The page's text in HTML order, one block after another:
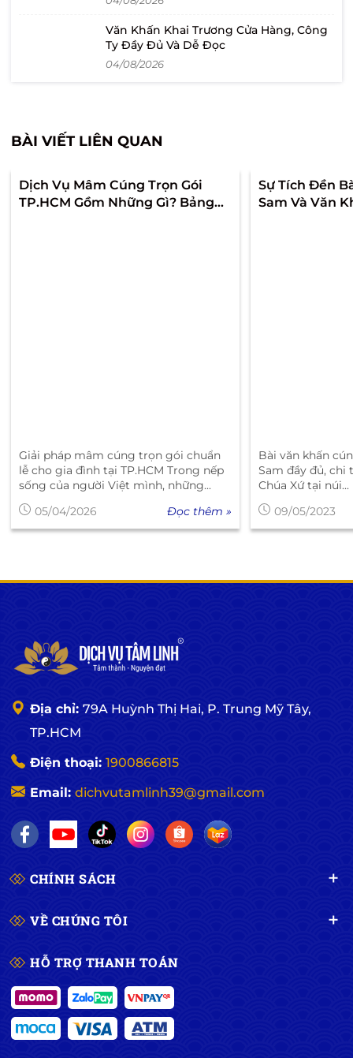
Văn Khấn Khai Trương Cửa Hàng, Công
Ty Đầy Đủ Và Dễ Đọc
04/08/2026
BÀI VIẾT LIÊN QUAN
Dịch Vụ Mâm Cúng Trọn Gói
TP.HCM Gồm Những Gì? Bảng
Giải pháp mâm cúng trọn gói chuẩn
lễ cho gia đình tại TP.HCM Trong nếp
sống của người Việt mình, những...
05/04/2026
Đọc thêm »
Sự Tích Đền
Sam Và Văn
Bài văn khấn
Sam đầy đủ, chi tiết
Chúa Xứ tại núi...
09/05/2023
Địa chỉ: 79A Huỳnh Thị Hai, P. Trung Mỹ Tây,
TP.HCM
Điện thoại: 1900866815
Email: dichvutamlinh39@gmail.com
CHÍNH SÁCH
VỀ CHÚNG TÔI
HỖ TRỢ THANH TOÁN